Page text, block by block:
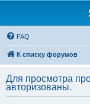
FAQ
К списку форумов
Для просмотра
авторизованы.